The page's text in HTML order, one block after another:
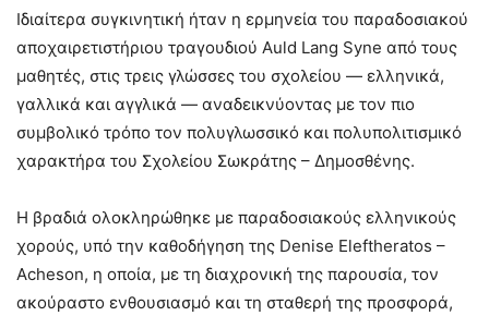
Ιδιαίτερα συγκινητική ήταν η ερμηνεία του παραδοσιακού
αποχαιρετιστήριου τραγουδιού Auld Lang Syne από τους
μαθητές, στις τρεις γλώσσες του σχολείου — ελληνικά,
γαλλικά και αγγλικά — αναδεικνύοντας με τον πιο
συμβολικό τρόπο τον πολυγλωσσικό και πολυπολιτισμικό
χαρακτήρα του Σχολείου Σωκράτης – Δημοσθένης.
Η βραδιά ολοκληρώθηκε με παραδοσιακούς ελληνικούς
χορούς, υπό την καθοδήγηση της Denise Eleftheratos –
Acheson, η οποία, με τη διαχρονική της παρουσία, τον
ακούραστο ενθουσιασμό και τη σταθερή της προσφορά,